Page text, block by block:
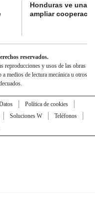
Honduras ve una
ampliar
reservados.
reproducciones y usos de las obras
medios de lectura mecánica u otros
Política de cookies
Soluciones W
Teléfonos